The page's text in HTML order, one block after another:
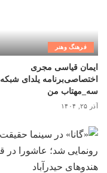
فرهنگ وهنر
ایمان قیاسی مجری
اختصاصی‌برنامه یلدای شبکه
سه_مهتاب من
آذر ۲۵, ۱۴۰۴